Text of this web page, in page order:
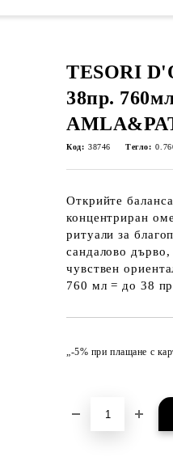
TESORI
38пр.
Код: 38746 Тегло:
Открийте
концентриран
ритуали за
сандалово
чувствен
760 мл = до 38
„-5% при плащане с